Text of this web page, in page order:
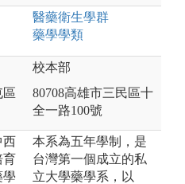
醫藥衛生學群
藥學學類
區
校本部
80708高雄市三民區十
全一路100號
西
育
學
本系為五年學制，是
台灣第一個成立的私
立大學藥學系，以